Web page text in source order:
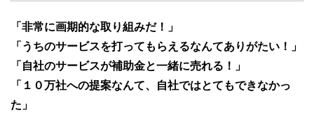
「非常に画期的な取り組みだ！」
「うちのサービスを打ってもらえるなんてありがたい！」
「自社のサービスが補助金と一緒に売れる！」
「１０万社への提案なんて、自社ではとてもできなかっ
た」